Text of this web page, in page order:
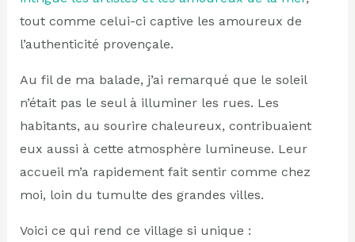
tout comme celui-ci captive les amoureux de
l’authenticité provençale.
Au fil de ma balade, j’ai remarqué que le soleil
n’était pas le seul à illuminer les rues. Les
habitants, au sourire chaleureux, contribuaient
eux aussi à cette atmosphère lumineuse. Leur
accueil m’a rapidement fait sentir comme chez
moi, loin du tumulte des grandes villes.
Voici ce qui rend ce village si unique :